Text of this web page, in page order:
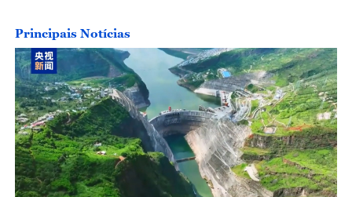
o
Principais Notícias